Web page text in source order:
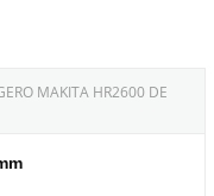
MAKITA HR2600 DE